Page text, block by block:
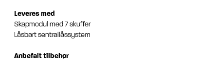
Leveres med
Skapmodul med 7 skuffer
Låsbart sentrallåssystem
Anbefalt tilbehør